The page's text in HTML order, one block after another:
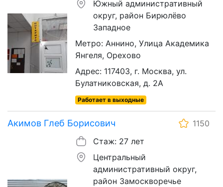
Южный административный
округ, район Бирюлёво
Западное
Метро: Аннино, Улица Академика
Янгеля, Орехово
Адрес: 117403, г. Москва, ул.
Булатниковская, д. 2А
Работает в выходные
Акимов Глеб Борисович
1150
Стаж: 27 лет
Центральный
административный округ,
район Замоскворечье